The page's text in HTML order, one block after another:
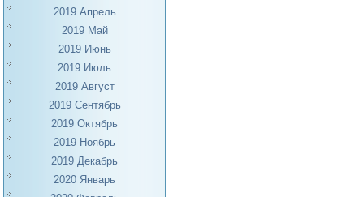
2019 Апрель
2019 Май
2019 Июнь
2019 Июль
2019 Август
2019 Сентябрь
2019 Октябрь
2019 Ноябрь
2019 Декабрь
2020 Январь